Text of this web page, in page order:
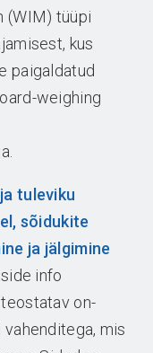
(WIM) tüüpi
kus
paigaldatud
weighing
tuleviku
sõidukite
ja jälgimine
info
on-
mis